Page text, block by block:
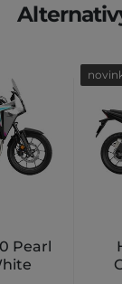
Pearl